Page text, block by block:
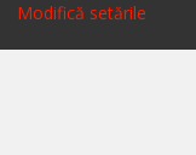
Modifică setările